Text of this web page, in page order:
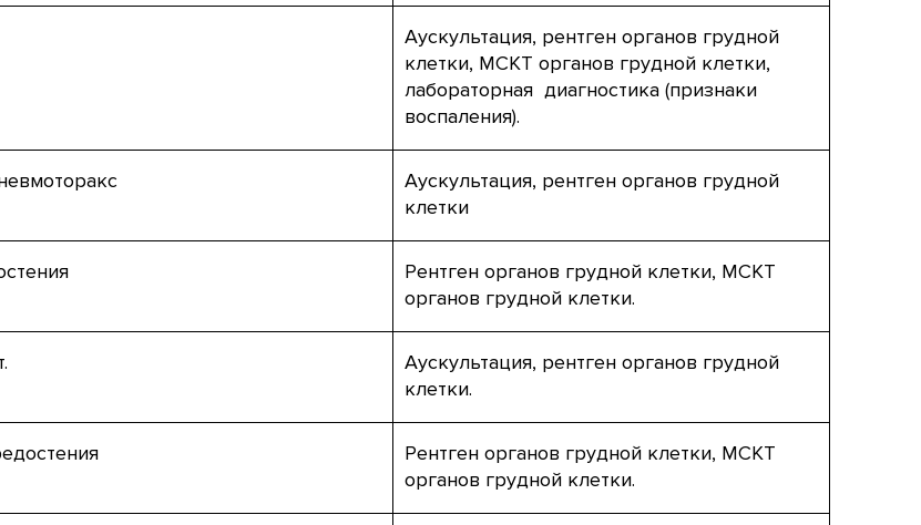
Аускультация, рентген органов грудной
клетки, МСКТ органов грудной клетки,
лабораторная диагностика (признаки
воспаления).
Аускультация, рентген органов грудной
клетки
Рентген органов грудной клетки, МСКТ
органов грудной клетки.
Аускультация, рентген органов грудной
клетки.
Рентген органов грудной клетки, МСКТ
органов грудной клетки.